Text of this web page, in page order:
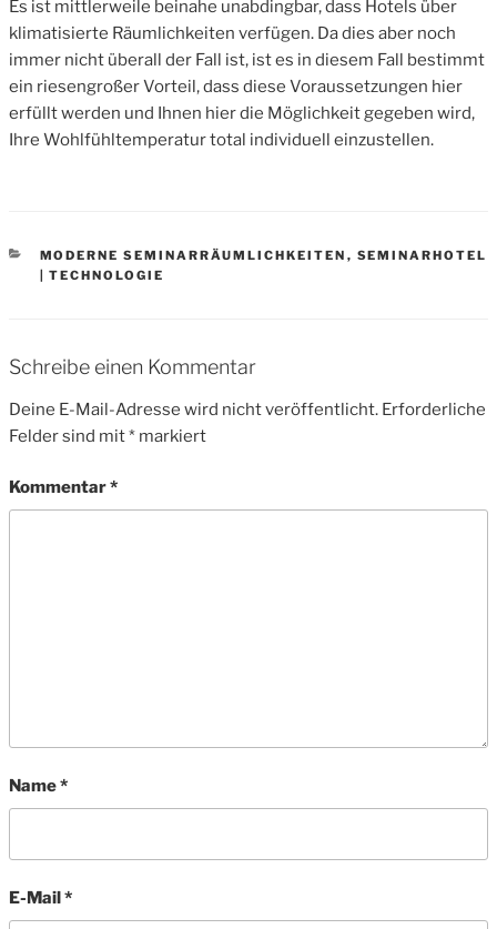
Es ist mittlerweile beinahe unabdingbar, dass Hotels über
klimatisierte Räumlichkeiten verfügen. Da dies aber noch
immer nicht überall der Fall ist, ist es in diesem Fall bestimmt
ein riesengroßer Vorteil, dass diese Voraussetzungen hier
erfüllt werden und Ihnen hier die Möglichkeit gegeben wird,
Ihre Wohlfühltemperatur total individuell einzustellen.
CATEGORIES
MODERNE SEMINARRÄUMLICHKEITEN , SEMINARHOTEL
| TECHNOLOGIE
Schreibe einen Kommentar
Deine E-Mail-Adresse wird nicht veröffentlicht. Erforderliche
Felder sind mit* markiert
Kommentar*
Name*
E-Mail*